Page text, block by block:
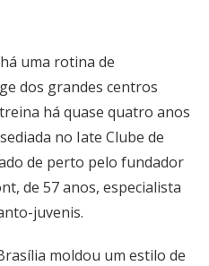
uma rotina de
dos grandes centros
há quase quatro anos
no Iate Clube de
de perto pelo fundador
de 57 anos, especialista
juvenis.
moldou um estilo de